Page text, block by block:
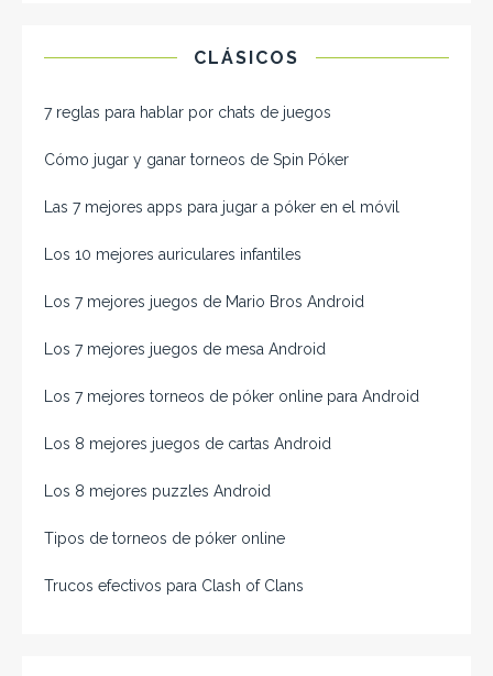
CLÁSICOS
7 reglas para hablar por chats de juegos
Cómo jugar y ganar torneos de Spin Póker
Las 7 mejores apps para jugar a póker en el móvil
Los 10 mejores auriculares infantiles
Los 7 mejores juegos de Mario Bros Android
Los 7 mejores juegos de mesa Android
Los 7 mejores torneos de póker online para Android
Los 8 mejores juegos de cartas Android
Los 8 mejores puzzles Android
Tipos de torneos de póker online
Trucos efectivos para Clash of Clans